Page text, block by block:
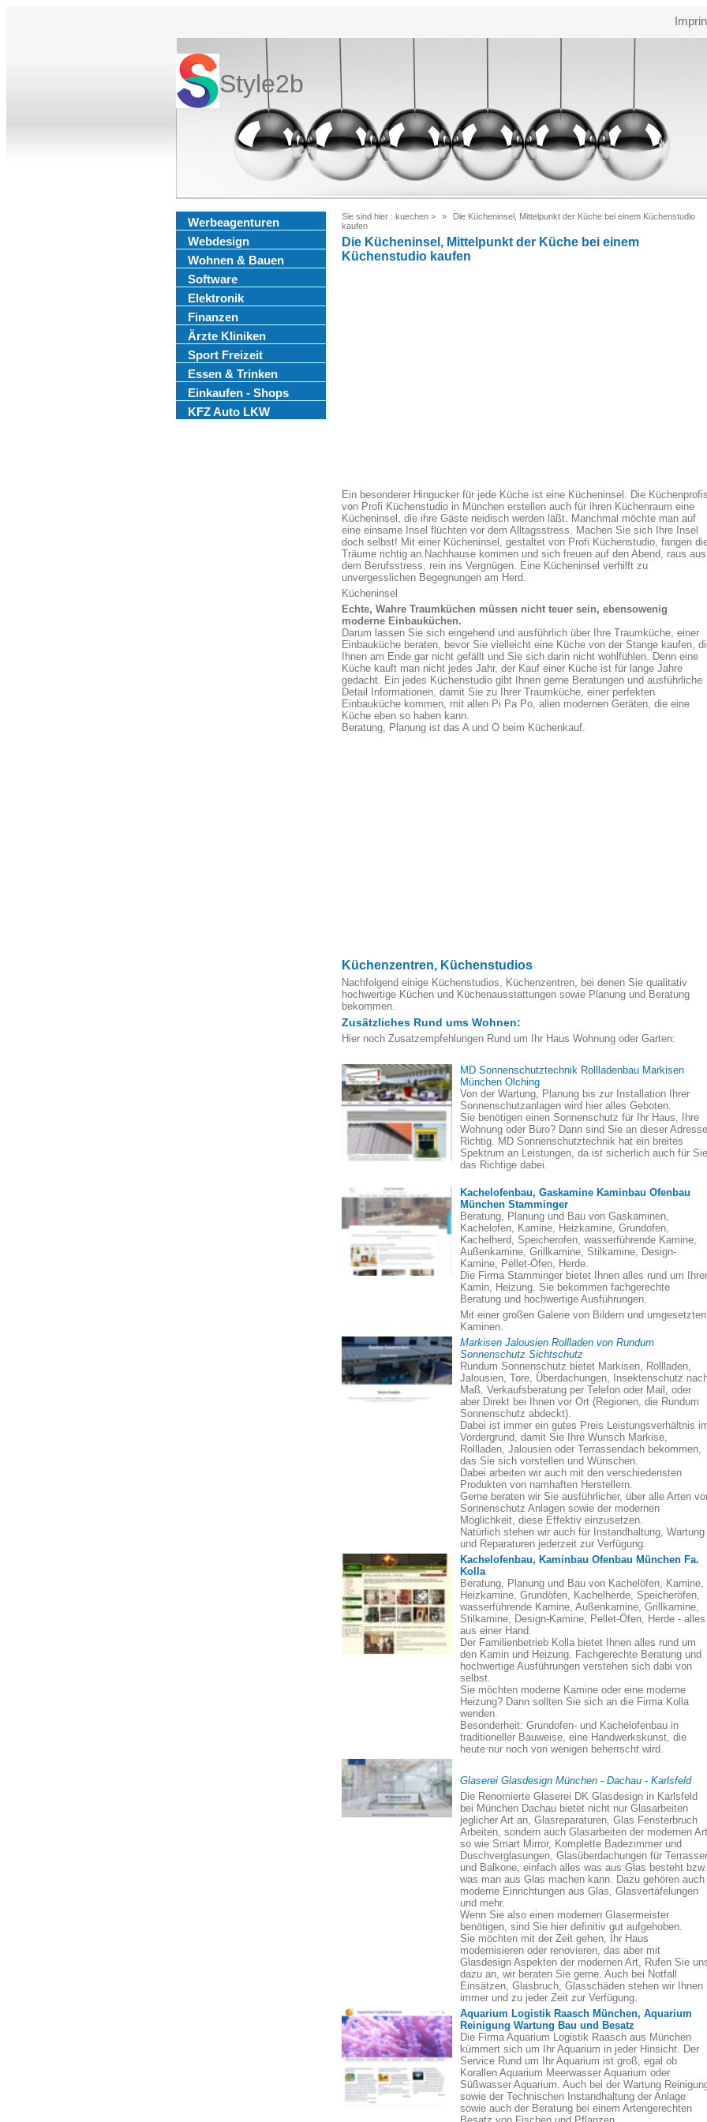
Style2b
Werbeagenturen
Webdesign
Wohnen & Bauen
Software
Elektronik
Finanzen
Ärzte Kliniken
Sport Freizeit
Essen & Trinken
Einkaufen - Shops
KFZ Auto LKW
Sie sind hier : kuechen >
Die Kücheninsel, Mittelpunkt der Küche bei einem Küchenstudio
kaufen
Die Kücheninsel, Mittelpunkt der Küche bei einem
Küchenstudio kaufen
Ein besonderer Hingucker für jede Küche ist eine Kücheninsel. Die Küchenprofis
von Profi Küchenstudio in München erstellen auch für ihren Küchenraum eine
Kücheninsel, die ihre Gäste neidisch werden läßt. Manchmal möchte man auf
eine einsame Insel flüchten vor dem Alltagsstress. Machen Sie sich Ihre Insel
doch selbst! Mit einer Kücheninsel, gestaltet von Profi Küchenstudio, fangen
Träume richtig an.Nachhause kommen und sich freuen auf den Abend, raus aus
dem Berufsstress, rein ins Vergnügen. Eine Kücheninsel verhilft zu
unvergesslichen Begegnungen am Herd.
Kücheninsel
Echte, Wahre Traumküchen müssen nicht teuer sein, ebensowenig
moderne Einbauküchen.
Darum lassen Sie sich eingehend und ausführlich über Ihre Traumküche, einer
Einbauküche beraten, bevor Sie vielleicht eine Küche von der Stange kaufen,
Ihnen am Ende gar nicht gefällt und Sie sich darin nicht wohlfühlen. Denn eine
Küche kauft man nicht jedes Jahr, der Kauf einer Küche ist für lange Jahre
gedacht. Ein jedes Küchenstudio gibt Ihnen gerne Beratungen und ausführliche
Detail Informationen, damit Sie zu Ihrer Traumküche, einer perfekten
Einbauküche kommen, mit allen Pi Pa Po, allen modernen Geräten, die eine
Küche eben so haben kann.
Beratung, Planung ist das A und O beim Küchenkauf.
Küchenzentren, Küchenstudios
Nachfolgend einige Küchenstudios, Küchenzentren, bei denen Sie qualitativ
hochwertige Küchen und Küchenausstattungen sowie Planung und Beratung
bekommen.
Zusätzliches Rund ums Wohnen:
Hier noch Zusatzempfehlungen Rund um Ihr Haus Wohnung oder Garten:
MD Sonnenschutztechnik Rollladenbau Markisen
München Olching
Von der Wartung, Planung bis zur Installation Ihrer
Sonnenschutzanlagen wird hier alles Geboten.
Sie benötigen einen Sonnenschutz für Ihr Haus, Ihre
Wohnung oder Büro? Dann sind Sie an dieser Adresse
Richtig. MD Sonnenschutztechnik hat ein breites
Spektrum an Leistungen, da ist sicherlich auch für Sie
das Richtige dabei.
Kachelofenbau, Gaskamine Kaminbau Ofenbau
München Stamminger
Beratung, Planung und Bau von Gaskaminen,
Kachelofen, Kamine, Heizkamine, Grundofen,
Kachelherd, Speicherofen, wasserführende Kamine,
Außenkamine, Grillkamine, Stilkamine, Design-
Kamine, Pellet-Öfen, Herde.
Die Firma Stamminger bietet Ihnen alles rund um
Kamin, Heizung. Sie bekommen fachgerechte
Beratung und hochwertige Ausführungen.
Mit einer großen Galerie von Bildern und umgesetzten
Kaminen.
Markisen Jalousien Rollladen von Rundum
Sonnenschutz Sichtschutz
Rundum Sonnenschutz bietet Markisen, Rollladen,
Jalousien, Tore, Überdachungen, Insektenschutz
Maß. Verkaufsberatung per Telefon oder Mail, oder
aber Direkt bei Ihnen vor Ort (Regionen, die Rundum
Sonnenschutz abdeckt).
Dabei ist immer ein gutes Preis Leistungsverhältnis
Vordergrund, damit Sie Ihre Wunsch Markise,
Rollladen, Jalousien oder Terrassendach bekommen,
das Sie sich vorstellen und Wünschen.
Dabei arbeiten wir auch mit den verschiedensten
Produkten von namhaften Herstellern.
Gerne beraten wir Sie ausführlicher, über alle Arten
Sonnenschutz Anlagen sowie der modernen
Möglichkeit, diese Effektiv einzusetzen.
Natürlich stehen wir auch für Instandhaltung, Wartung
und Reparaturen jederzeit zur Verfügung.
Kachelofenbau, Kaminbau Ofenbau München Fa.
Kolla
Beratung, Planung und Bau von Kachelöfen, Kamine,
Heizkamine, Grundöfen, Kachelherde, Speicheröfen,
wasserführende Kamine, Außenkamine, Grillkamine,
Stilkamine, Design-Kamine, Pellet-Öfen, Herde - alles
aus einer Hand.
Der Familienbetrieb Kolla bietet Ihnen alles rund um
den Kamin und Heizung. Fachgerechte Beratung und
hochwertige Ausführungen verstehen sich dabi von
selbst.
Sie möchten moderne Kamine oder eine moderne
Heizung? Dann sollten Sie sich an die Firma Kolla
wenden.
Besonderheit: Grundofen- und Kachelofenbau in
traditioneller Bauweise, eine Handwerkskunst, die
heute nur noch von wenigen beherrscht wird.
Glaserei Glasdesign München - Dachau - Karlsfeld
Die Renomierte Glaserei DK Glasdesign in Karlsfeld
bei München Dachau bietet nicht nur Glasarbeiten
jeglicher Art an, Glasreparaturen, Glas Fensterbruch
Arbeiten, sondern auch Glasarbeiten der modernen
so wie Smart Mirror, Komplette Badezimmer und
Duschverglasungen, Glasüberdachungen für
und Balkone, einfach alles was aus Glas besteht bzw.
was man aus Glas machen kann. Dazu gehören auch
moderne Einrichtungen aus Glas, Glasvertäfelungen
und mehr.
Wenn Sie also einen modernen Glasermeister
benötigen, sind Sie hier definitiv gut aufgehoben.
Sie möchten mit der Zeit gehen, Ihr Haus
modernisieren oder renovieren, das aber mit
Glasdesign Aspekten der modernen Art, Rufen Sie
dazu an, wir beraten Sie gerne. Auch bei Notfall
Einsätzen, Glasbruch, Glasschäden stehen wir Ihnen
immer und zu jeder Zeit zur Verfügung.
Aquarium Logistik Raasch München, Aquarium
Reinigung Wartung Bau und Besatz
Die Firma Aquarium Logistik Raasch aus München
kümmert sich um Ihr Aquarium in jeder Hinsicht. Der
Service Rund um Ihr Aquarium ist groß, egal ob
Korallen Aquarium Meerwasser Aquarium oder
Süßwasser Aquarium. Auch bei der Wartung
sowie der Technischen Instandhaltung der Anlage
sowie auch der Beratung bei einem Artengerechten